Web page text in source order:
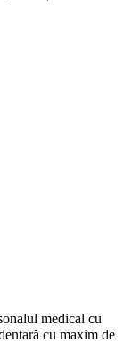
medical cu
cu maxim de